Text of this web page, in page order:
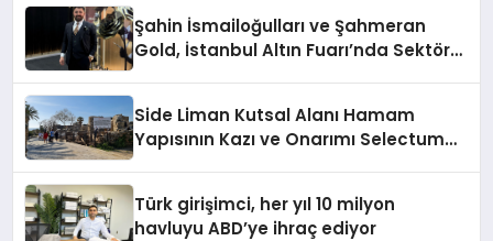
Şahin İsmailoğulları ve Şahmeran
Gold, İstanbul Altın Fuarı’nda Sektöre
Side Liman Kutsal Alanı Hamam
Yapısının Kazı ve Onarımı Selectum
Türk girişimci, her yıl 10 milyon
havluyu ABD’ye ihraç ediyor